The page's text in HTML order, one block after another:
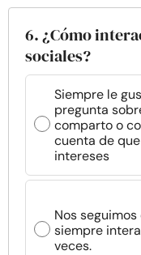
6. ¿Cómo
sociales?
Siempre le
pregunta
comparto o
cuenta de
intereses
Nos
siempre
veces.